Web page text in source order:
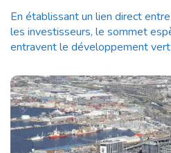
En établissant un lien direct
les investisseurs, le sommet
entravent le développement